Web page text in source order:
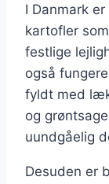
I Danmark
kartofler
festlige
også
fyldt med
og
uundgåelig
Desuden er